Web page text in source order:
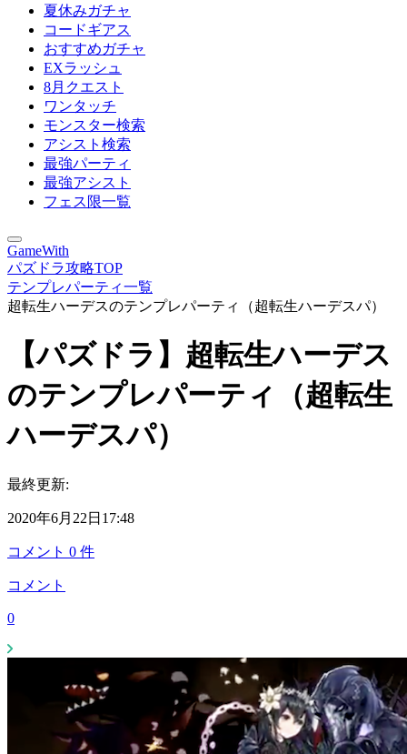
夏休みガチャ
コードギアス
おすすめガチャ
EXラッシュ
8月クエスト
ワンタッチ
モンスター検索
アシスト検索
最強パーティ
最強アシスト
フェス限一覧
GameWith
パズドラ攻略TOP
テンプレパーティ一覧
超転生ハーデスのテンプレパーティ（超転生ハーデスパ）
【パズドラ】超転生ハーデス
のテンプレパーティ（超転生
ハーデスパ）
最終更新:
2020年6月22日17:48
コメント 0 件
コメント
0